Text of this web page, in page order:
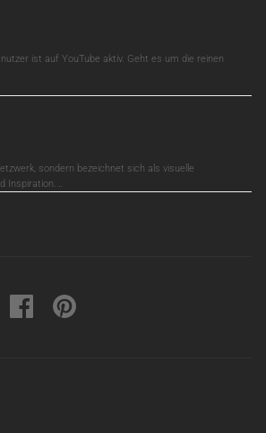
ist auf YouTube aktiv. Geht es um die reinen
sondern bezeichnet sich als visuelle
Inspiration.…
Facebookpinterest